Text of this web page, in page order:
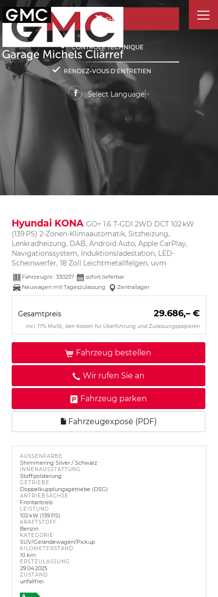
SHOP
CONTRÔLE TECHNIQUE
RENDEZ-VOUS D'ENTRETIEN
Select Language ▼
Hyundai KONA GO+ 1.6 T-GDI 2WD DCT 102 kW
(139 PS) 2-Zonen-Klimaautomatik, Sitzheizung,
Lenkradheizung, DAB, Android Auto, Apple CarPlay,
Navigationssystem, Induktionsladestation, LED-
Scheinwerfer, 18 Zoll Leichtmetallfelgen, uvm
Fahrzeugnr.: 330257
sofort lieferbar
Neuwagen mit Tageszulassung
Zentrallager
Gesamtpreis 29.686,– €
incl. 17% MwSt., den Kosten für Überführung und Zulassungspapieren
Fahrzeug bestellen
Wir rufen Sie an
Fahrzeug parken
Fahrzeugexposé (PDF)
AUSSENFARBE
Shimmering Silver / Schwarz
INNENAUSSTATTUNG
Stoffpolsterung
GETRIEBE
Doppelkupplungsgetriebe (DSG)
ANTRIEBSACHSE
Frontantrieb
LEISTUNG
102 kW (139 PS)
KRAFTSTOFF
Benzin
KATEGORIE
SUV/Geländewagen/Pickup
KILOMETERSTAND
10 km
ERSTZULASSUNG
29.04.2025
ZUSTAND
unfallfrei